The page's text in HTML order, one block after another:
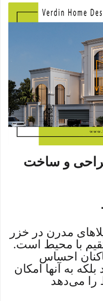
و ساخت
مدرن در خزر
با محیط است.
احساس
به آنها امکان
را می‌دهد